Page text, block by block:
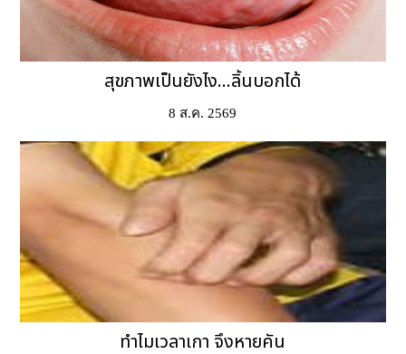
สุขภาพเป็นยังไง...ลิ้นบอกได้
8 ส.ค. 2569
ทำไมเวลาเกา จึงหายคัน